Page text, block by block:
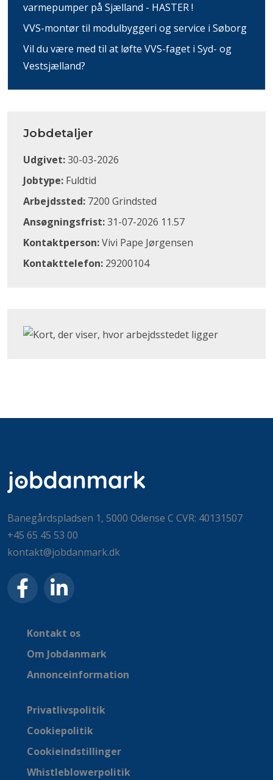
varmepumper på Sjælland - HASTER !
VVS-montør til modulbyggeri og service i Søborg
Vil du være med til at løfte VVS-faget i Syd- og
Vestsjælland?
Jobdetaljer
Udgivet:30-03-2026
Jobtype: Fuldtid
Arbejdssted: 7200 Grindsted
Ansøgningsfrist:31-07-2026 11.57
Kontaktperson:Vivi Pape Jørgensen
Kontakttelefon: 29200104
Klik for at åbne Google Maps og se, hvor
Banegårdspladsen 1, 5000 Odense C CVR: 40131507
+45 65 45 53 00
kontakt@jobdanmark.dk
Kontakt os
Om Jobdanmark
Annonceinformation
Privatlivspolitik
Cookiepolitik
Cookieindstillinger
Whistleblowerpolitik